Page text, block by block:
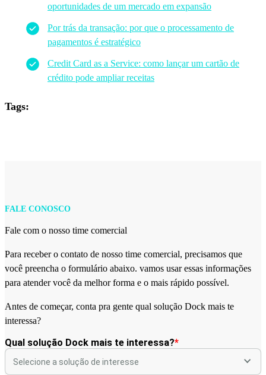
oportunidades de um mercado em expansão
Por trás da transação: por que o processamento de
pagamentos é estratégico
Credit Card as a Service: como lançar um cartão de
crédito pode ampliar receitas
Tags:
FALE CONOSCO
Fale com o nosso time comercial
Para receber o contato de nosso time comercial, precisamos que
você preencha o formulário abaixo. vamos usar essas informações
para atender você da melhor forma e o mais rápido possível.
Antes de começar, conta pra gente qual solução Dock mais te
interessa?
Qual solução Dock mais te interessa?*